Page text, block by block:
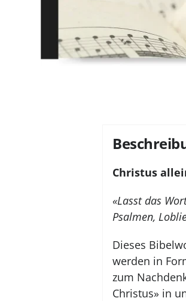
Christus
«Lasst das
Psalmen,
Dieses
werden in
zum
Christus» in